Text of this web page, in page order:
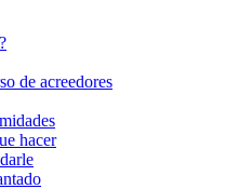
de acreedores
hacer